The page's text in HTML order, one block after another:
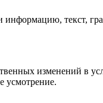
текст,
изменений в
усмотрение.